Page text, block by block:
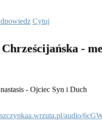
Cytuj
-
- Ojciec Syn i Duch
audio/